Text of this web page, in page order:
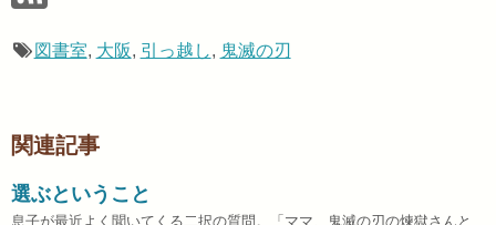
図書室, 大阪, 引っ越し, 鬼滅の刃
関連記事
選ぶということ
息子が最近よく聞いてくる二択の質問。「ママ、鬼滅の刃の煉獄さんと